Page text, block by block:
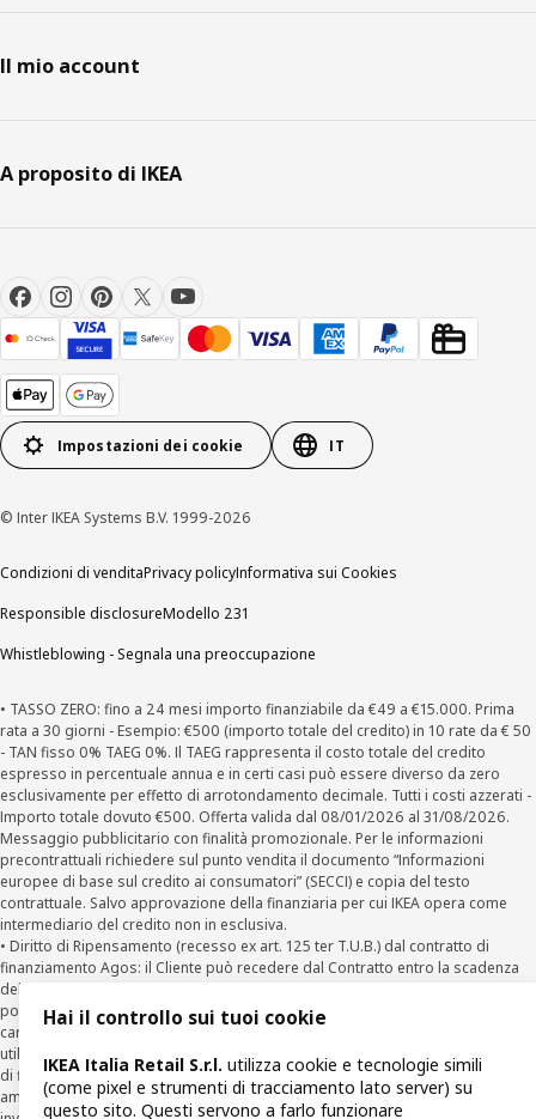
Il mio account
A proposito di IKEA
Impostazioni dei cookie IT
© Inter IKEA Systems B.V. 1999-2026
Condizioni di venditaPrivacy policyInformativa sui Cookies
Responsible disclosureModello 231
Whistleblowing - Segnala una preoccupazione
• TASSO ZERO: fino a 24 mesi importo finanziabile da €49 a €15.000. Prima
rata a 30 giorni - Esempio: €500 (importo totale del credito) in 10 rate da € 50
- TAN fisso 0% TAEG 0%. Il TAEG rappresenta il costo totale del credito
espresso in percentuale annua e in certi casi può essere diverso da zero
esclusivamente per effetto di arrotondamento decimale. Tutti i costi azzerati -
Importo totale dovuto €500. Offerta valida dal 08/01/2026 al 31/08/2026.
Messaggio pubblicitario con finalità promozionale. Per le informazioni
precontrattuali richiedere sul punto vendita il documento “Informazioni
europee di base sul credito ai consumatori” (SECCI) e copia del testo
contrattuale. Salvo approvazione della finanziaria per cui IKEA opera come
intermediario del credito non in esclusiva.
• Diritto di Ripensamento (recesso ex art. 125 ter T.U.B.) dal contratto di
finanziamento Agos: il Cliente può recedere dal Contratto entro la scadenza
della prima rata inviando una richiesta scritta di recesso ad Agos a mezzo
posta elettronica (clienti@agos.it), pec (info@pec.agosducato.it
cartacea (Viale Fulvio Testi, 280 - 20126 Milano) e per via telematica –
utilizzando la funzionalità sul sito
www.agos.it
(“Recesso”) - anche per richieste
di finanziamento effettuate con canali a distanza. In caso di pre-
ammortamento, la comunicazione di recesso da parte del Cliente deve essere
Hai il controllo sui tuoi cookie
IKEA Italia Retail S.r.l. utilizza cookie e tecnologie simili
(come pixel e strumenti di tracciamento lato server) su
questo sito. Questi servono a farlo funzionare